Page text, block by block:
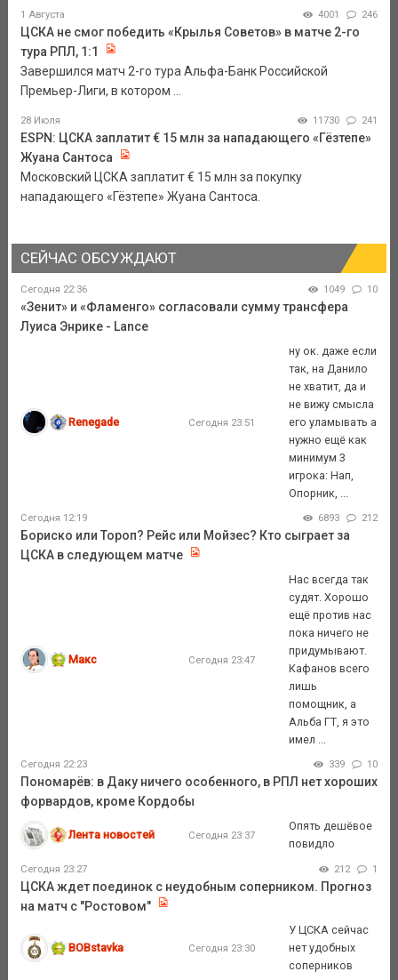
1 Августа 4001 246
ЦСКА не смог победить «Крылья Советов» в матче 2-го
тура РПЛ, 1:1
Завершился матч 2-го тура Альфа-Банк Российской
Премьер-Лиги, в котором ...
28 Июля 11730 241
ESPN: ЦСКА заплатит € 15 млн за нападающего «Гёзтепе»
Жуана Сантоса
Московский ЦСКА заплатит € 15 млн за покупку
нападающего «Гёзтепе» Жуана Сантоса.
СЕЙЧАС ОБСУЖДАЮТ
Сегодня 22:36 1049 10
«Зенит» и «Фламенго» согласовали сумму трансфера
Луиса Энрике - Lance
Renegade Сегодня 23:51
ну ок. даже если
так, на Данило
не хватит, да и
не вижу смысла
его уламывать а
нужно ещё как
минимум 3
игрока: Нап,
Опорник, ...
Сегодня 12:19 6893 212
Бориско или Тороп? Рейс или Мойзес? Кто сыграет за
ЦСКА в следующем матче
Макс Сегодня 23:47
Нас всегда так
судят. Хорошо
ещё против нас
пока ничего не
придумывают.
Кафанов всего
лишь
помощник, а
Альба ГТ, я это
имел ...
Сегодня 22:23 339 10
Пономарёв: в Даку ничего особенного, в РПЛ нет хороших
форвардов, кроме Кордобы
Лента новостей Сегодня 23:37
Опять дешёвое
повидло
Сегодня 23:27 212 1
ЦСКА ждет поединок с неудобным соперником. Прогноз
на матч с "Ростовом"
BOBstavka Сегодня 23:30
У ЦСКА сейчас
нет удобных
соперников